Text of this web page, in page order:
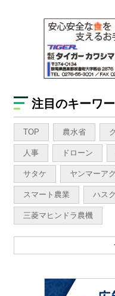
注目のキーワ
TOP 農水省
人事 ドローン
サタケ ヤンマーア
スマート農業 ハス
三菱マヒンドラ農機